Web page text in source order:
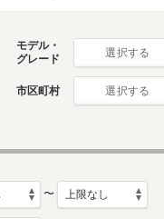
モデル・
グレード
選択する
市区町村 選択する
〜